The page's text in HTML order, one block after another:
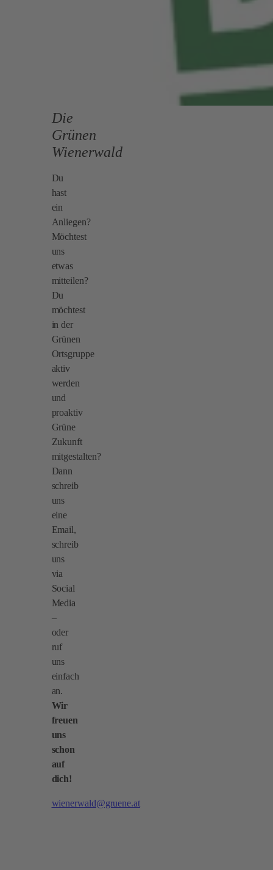
Die
Grünen
Wienerwald
Du
hast
ein
Anliegen?
Möchtest
uns
etwas
mitteilen?
Du
möchtest
in der
Grünen
Ortsgruppe
aktiv
werden
und
proaktiv
Grüne
Zukunft
mitgestalten?
Dann
schreib
uns
eine
Email,
schreib
uns
via
Social
Media
–
oder
ruf
uns
einfach
an.
Wir
freuen
uns
schon
auf
dich!
wienerwald@gruene.at